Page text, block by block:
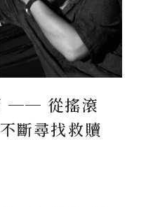
── 從搖滾
斷尋找救贖